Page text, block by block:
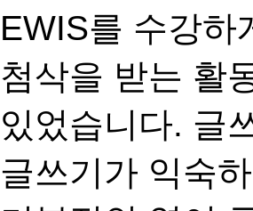
EWIS를 수강하
첨삭을 받는 활
있었습니다. 글
글쓰기가 익숙